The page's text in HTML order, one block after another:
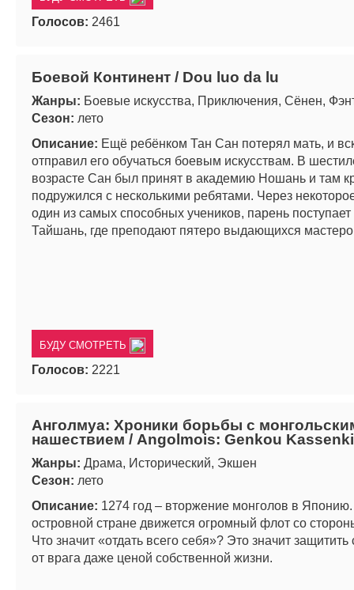
Голосов: 2461
Боевой Континент / Dou luo da lu
Жанры: Боевые искусства, Приключения, Сёнен,
Сезон: лето
Описание: Ещё ребёнком Тан Сан потерял мать, и
отправил его обучаться боевым искусствам. В
возрасте Сан был принят в академию Ношань и там
подружился с несколькими ребятами. Через
один из самых способных учеников, парень
Тайшань, где преподают пятеро выдающихся
БУДУ СМОТРЕТЬ
Голосов: 2221
Анголмуа: Хроники борьбы с
нашествием / Angolmois: Genkou Kassenki
Жанры: Драма, Исторический, Экшен
Сезон: лето
Описание: 1274 год – вторжение монголов в
островной стране движется огромный флот со
Что значит «отдать всего себя»? Это значит
от врага даже ценой собственной жизни.